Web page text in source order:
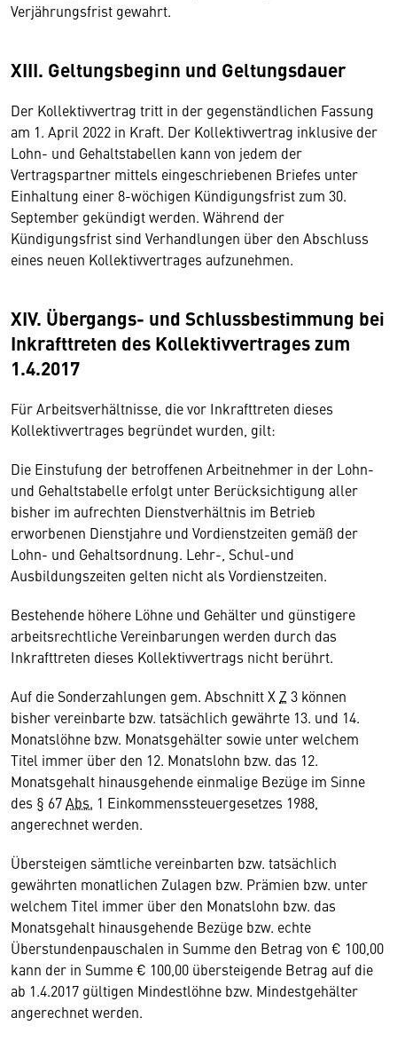
Verjährungsfrist gewahrt.
XIII. Geltungsbeginn und Geltungsdauer
Der Kollektivvertrag tritt in der gegenständlichen Fassung
am 1. April 2022 in Kraft. Der Kollektivvertrag inklusive der
Lohn- und Gehaltstabellen kann von jedem der
Vertragspartner mittels eingeschriebenen Briefes unter
Einhaltung einer 8-wöchigen Kündigungsfrist zum 30.
September gekündigt werden. Während der
Kündigungsfrist sind Verhandlungen über den Abschluss
eines neuen Kollektivvertrages aufzunehmen.
XIV. Übergangs- und Schlussbestimmung bei
Inkrafttreten des Kollektivvertrages zum
1.4.2017
Für Arbeitsverhältnisse, die vor Inkrafttreten dieses
Kollektivvertrages begründet wurden, gilt:
Die Einstufung der betroffenen Arbeitnehmer in der Lohn-
und Gehaltstabelle erfolgt unter Berücksichtigung aller
bisher im aufrechten Dienstverhältnis im Betrieb
erworbenen Dienstjahre und Vordienstzeiten gemäß der
Lohn- und Gehaltsordnung. Lehr-, Schul-und
Ausbildungszeiten gelten nicht als Vordienstzeiten.
Bestehende höhere Löhne und Gehälter und günstigere
arbeitsrechtliche Vereinbarungen werden durch das
Inkrafttreten dieses Kollektivvertrags nicht berührt.
Auf die Sonderzahlungen gem. Abschnitt X Z 3 können
bisher vereinbarte bzw. tatsächlich gewährte 13. und 14.
Monatslöhne bzw. Monatsgehälter sowie unter welchem
Titel immer über den 12. Monatslohn bzw. das 12.
Monatsgehalt hinausgehende einmalige Bezüge im Sinne
des § 67Abs. 1 Einkommenssteuergesetzes 1988,
angerechnet werden.
Übersteigen sämtliche vereinbarten bzw. tatsächlich
gewährten monatlichen Zulagen bzw. Prämien bzw. unter
welchem Titel immer über den Monatslohn bzw. das
Monatsgehalt hinausgehende Bezüge bzw. echte
Überstundenpauschalen in Summe den Betrag von € 100,00
kann der in Summe € 100,00 übersteigende Betrag auf die
ab 1.4.2017 gültigen Mindestlöhne bzw. Mindestgehälter
angerechnet werden.